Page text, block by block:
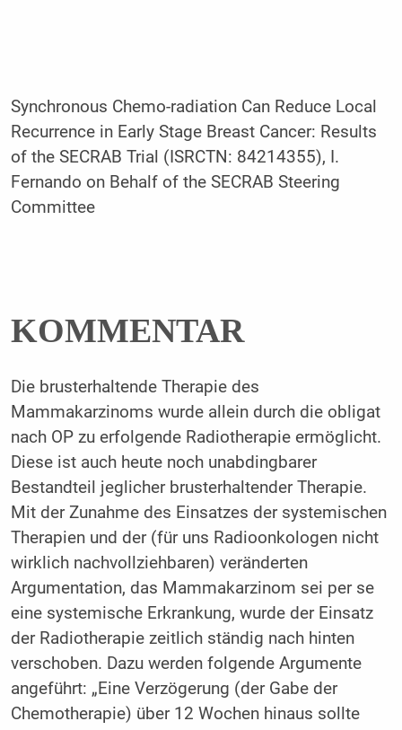
Synchronous Chemo-radiation Can Reduce Local
Recurrence in Early Stage Breast Cancer: Results
of the SECRAB Trial (ISRCTN: 84214355), I.
Fernando on Behalf of the SECRAB Steering
Committee
KOMMENTAR
Die brusterhaltende Therapie des
Mammakarzinoms wurde allein durch die obligat
nach OP zu erfolgende Radiotherapie ermöglicht.
Diese ist auch heute noch unabdingbarer
Bestandteil jeglicher brusterhaltender Therapie.
Mit der Zunahme des Einsatzes der systemischen
Therapien und der (für uns Radioonkologen nicht
wirklich nachvollziehbaren) veränderten
Argumentation, das Mammakarzinom sei per se
eine systemische Erkrankung, wurde der Einsatz
der Radiotherapie zeitlich ständig nach hinten
verschoben. Dazu werden folgende Argumente
angeführt: „Eine Verzögerung (der Gabe der
Chemotherapie) über 12 Wochen hinaus sollte